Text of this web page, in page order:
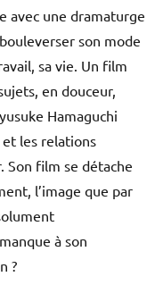
avec une dramaturge
son mode
sa vie. Un film
en douceur,
Hamaguchi
et les relations
Son film se détache
l’image que par
à son
?